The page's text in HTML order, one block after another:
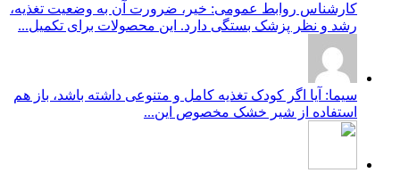
کارشناس روابط عمومی: خیر، ضرورت آن به وضعیت تغذیه،
رشد و نظر پزشک بستگی دارد. این محصولات برای تکمیل...
سیما: آیا اگر کودک تغذیه کامل و متنوعی داشته باشد، باز هم
استفاده از شیر خشک مخصوص این...